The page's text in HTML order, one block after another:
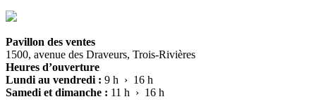
Pavillon des ventes
1500, avenue des Draveurs, Trois-Rivières
Heures d’ouverture
Lundi au vendredi : 9 h › 16 h
Samedi et dimanche : 11 h › 16 h